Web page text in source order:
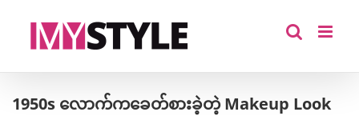
1950s လောက်ကခေတ်စားခဲ့တဲ့ Makeup Look